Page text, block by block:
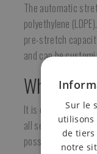
The automatic
polyethylene
pre-stretch
and can be
What is it
It is one of the
all sectors. It
possible handling
Sur le
utilisons
de
notre